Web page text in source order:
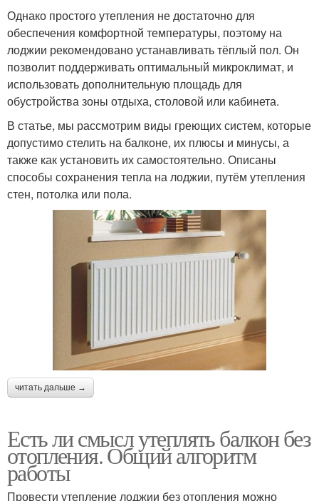
Однако простого утепления не достаточно для
обеспечения комфортной температуры, поэтому на
лоджии рекомендовано устанавливать тёплый пол. Он
позволит поддерживать оптимальный микроклимат, и
использовать дополнительную площадь для
обустройства зоны отдыха, столовой или кабинета.
В статье, мы рассмотрим виды греющих систем, которые
допустимо стелить на балконе, их плюсы и минусы, а
также как установить их самостоятельно. Описаны
способы сохранения тепла на лоджии, путём утепления
стен, потолка или пола.
читать дальше →
Есть ли смысл утеплять балкон без
отопления. Общий алгоритм
работы
Провести утепление лоджии без отопления можно